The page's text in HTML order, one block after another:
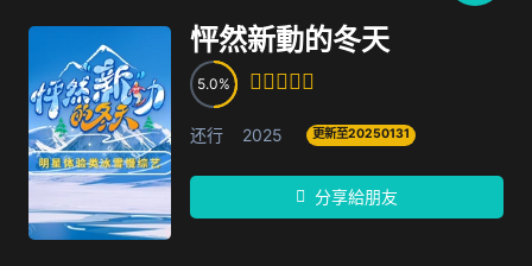
怦然新動的冬天
5.0
还行 2025 更新至20250131
分享給朋友